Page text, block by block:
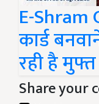
E-Shram
कार्ड
रही है
Share your